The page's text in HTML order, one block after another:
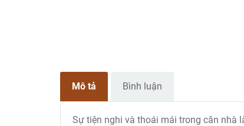
Mô tả Bình luận
Sự tiện nghi và thoái mái trong căn nhà